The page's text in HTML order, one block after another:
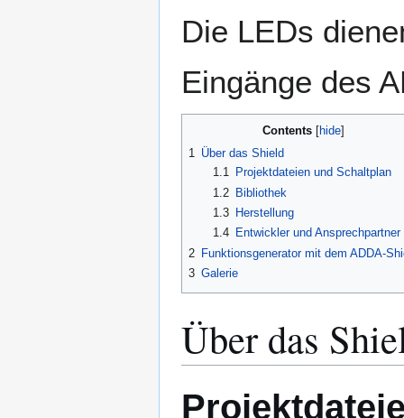
Die LEDs
Eingänge des
Contents
1 Über das Shield
1.1
Projektdateien und Schaltplan
1.2
Bibliothek
1.3
Herstellung
1.4
Entwickler und Ansprechpartner
2 Funktionsgenerator mit dem ADDA-
3 Galerie
Über das